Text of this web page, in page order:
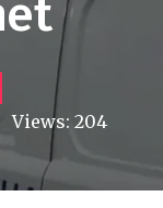
Views:204